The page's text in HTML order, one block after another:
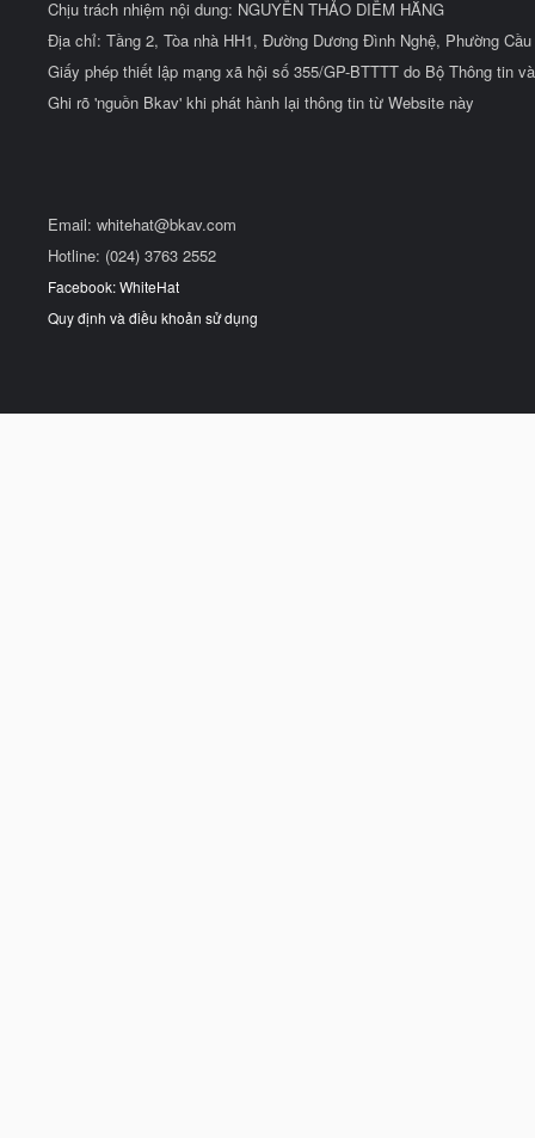
Chịu trách nhiệm nội dung: NGUYỄN THẢO DIỄM HẰNG
Địa chỉ: Tầng 2, Tòa nhà HH1, Đường Dương Đình Nghệ, Phường
Giấy phép thiết lập mạng xã hội số 355/GP-BTTTT do Bộ Thông tin
Ghi rõ 'nguồn Bkav' khi phát hành lại thông tin từ Website này
Email: whitehat@bkav.com
Hotline: (024) 3763 2552
Facebook: WhiteHat
Quy định và điều khoản sử dụng